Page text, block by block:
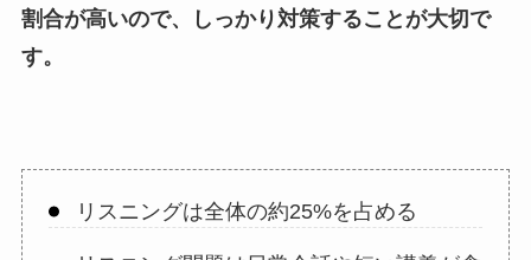
割合が高いので、しっかり対策することが大切で
す。
リスニングは全体の約25%を占める